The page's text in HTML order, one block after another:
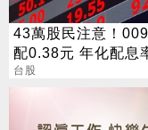
43萬股民注意！
配0.38元 年化配息
16.5%
台股